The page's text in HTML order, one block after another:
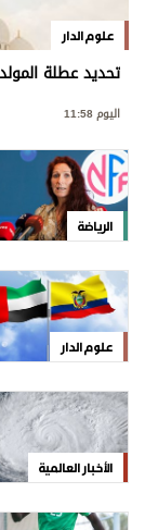
علوم الدار
تحديد عطلة
اليوم 11:58
الرياضة
علوم الدار
الأخبار العالمية